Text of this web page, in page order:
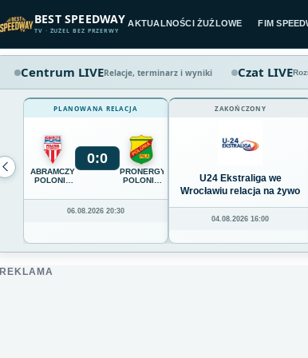
BEST SPEEDWAY
TV · ŻUŻEL BEZ PRZERWY
AKTUALNOŚCI ŻUŻLOWE FIM
Centrum LIVERelacje, terminarz i wyniki Czat LIVE
PLANOWANA RELACJA
ABRAMCZYK
POLONIA
0:0
PRONERGY
POLONIA
06.08.2026 20:30
ZAKOŃCZONY
U24 Ekstraliga we
Wrocławiu relacja na żywo
04.08.2026 16:00
REKLAMA